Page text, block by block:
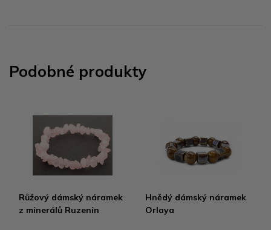
Podobné produkty
Růžový dámský náramek
z minerálů Ruzenin
Hnědý dámský náramek
Orlaya